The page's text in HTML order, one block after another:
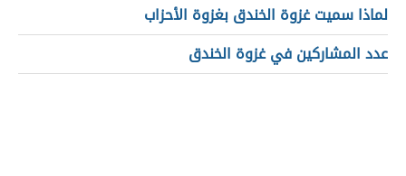
لماذا سميت غزوة الخندق بغزوة الأحزاب
عدد المشاركين في غزوة الخندق